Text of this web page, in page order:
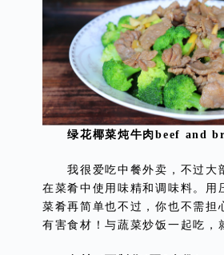
绿花椰菜炖牛肉beef and
我很爱吃中餐外卖，不过大
在菜肴中使用味精和调味料。用
菜肴再简单也不过，你也不需担
有害食材！与蔬菜炒饭一起吃，